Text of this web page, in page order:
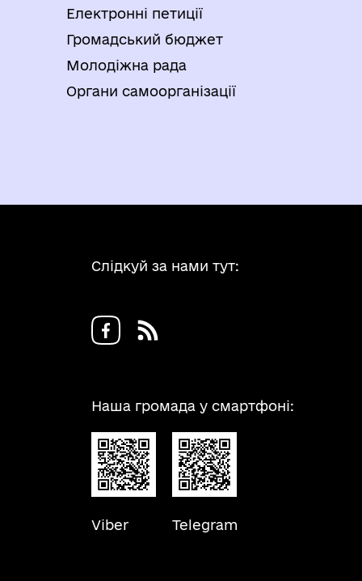
Електронні петиції
Громадський бюджет
Молодіжна рада
Органи самоорганізації
Слідкуй за нами тут:
Наша громада у смартфоні:
Viber Telegram